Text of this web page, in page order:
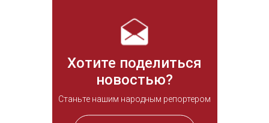
Хотите поделиться
новостью?
Станьте нашим народным репортером